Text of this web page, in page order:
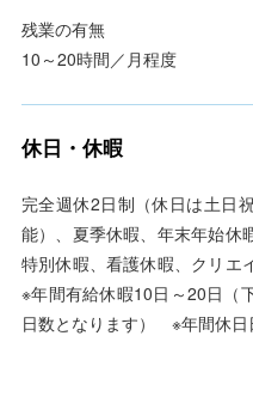
残業の有無
10～20時間／月程度
休日・休暇
完全週休2日制（休日は土日
能）、夏季休暇、年末年始休
特別休暇、看護休暇、クリ
※年間有給休暇10日～20日（
日数となります） ※年間休日